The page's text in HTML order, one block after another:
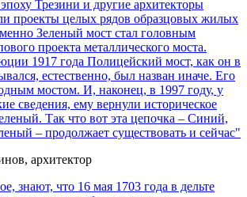
Трезини и другие архитекторы
проекты целых рядов образцовых жилых
Зеленый мост стал головным
проекта металлического моста.
1917 года Полицейский мост, как он в
естественно, был назван иначе. Его
мостом. И, наконец, в 1997 году, у
сведения, ему вернули историческое
Так что вот эта цепочка – Синий,
– продолжает существовать и сейчас"
архитектор
знают, что 16 мая 1703 года в дельте